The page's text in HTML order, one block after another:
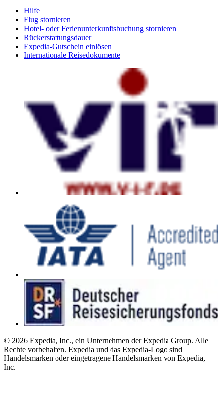
Hilfe
Flug stornieren
Hotel- oder Ferienunterkunftsbuchung stornieren
Rückerstattungsdauer
Expedia-Gutschein einlösen
Internationale Reisedokumente
© 2026 Expedia, Inc., ein Unternehmen der Expedia Group. Alle
Rechte vorbehalten. Expedia und das Expedia-Logo sind
Handelsmarken oder eingetragene Handelsmarken von Expedia,
Inc.